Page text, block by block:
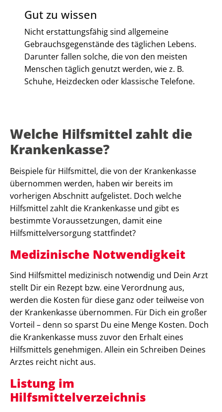
Gut zu wissen
Nicht erstattungsfähig sind allgemeine
Gebrauchsgegenstände des täglichen Lebens.
Darunter fallen solche, die von den meisten
Menschen täglich genutzt werden, wie z. B.
Schuhe, Heizdecken oder klassische Telefone.
Welche Hilfsmittel zahlt die
Krankenkasse?
Beispiele für Hilfsmittel, die von der Krankenkasse
übernommen werden, haben wir bereits im
vorherigen Abschnitt aufgelistet. Doch welche
Hilfsmittel zahlt die Krankenkasse und gibt es
bestimmte Voraussetzungen, damit eine
Hilfsmittelversorgung stattfindet?
Medizinische Notwendigkeit
Sind Hilfsmittel medizinisch notwendig und Dein Arzt
stellt Dir ein Rezept bzw. eine Verordnung aus,
werden die Kosten für diese ganz oder teilweise von
der Krankenkasse übernommen. Für Dich ein großer
Vorteil – denn so sparst Du eine Menge Kosten. Doch
die Krankenkasse muss zuvor den Erhalt eines
Hilfsmittels genehmigen. Allein ein Schreiben Deines
Arztes reicht nicht aus.
Listung im
Hilfsmittelverzeichnis